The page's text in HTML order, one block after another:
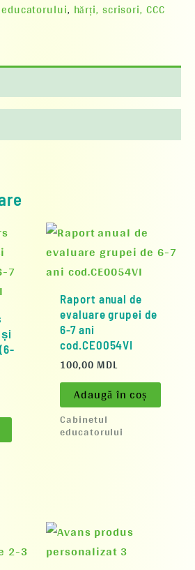
, hărți, scrisori, CCC
și
Raport anual de
evaluare grupei de
6-7 ani
cod.CE0054VI
100,00 MDL
Adaugă în coș
Cabinetul
educatorului